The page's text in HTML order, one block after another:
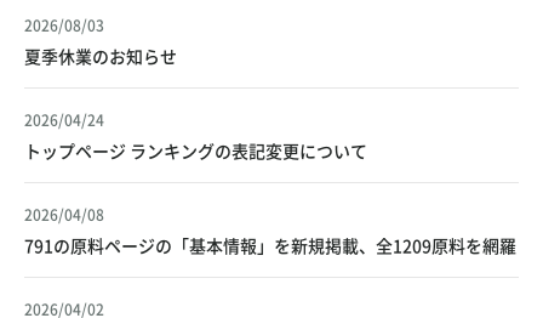
2026/08/03
夏季休業のお知らせ
2026/04/24
トップページ ランキングの表記変更について
2026/04/08
791の原料ページの「基本情報」を新規掲載、全1209原料を網羅
2026/04/02